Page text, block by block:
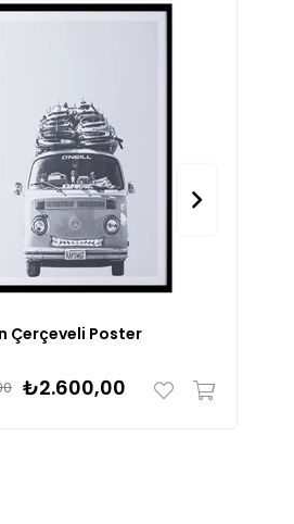
Çerçeveli Poster
₺2.600,00